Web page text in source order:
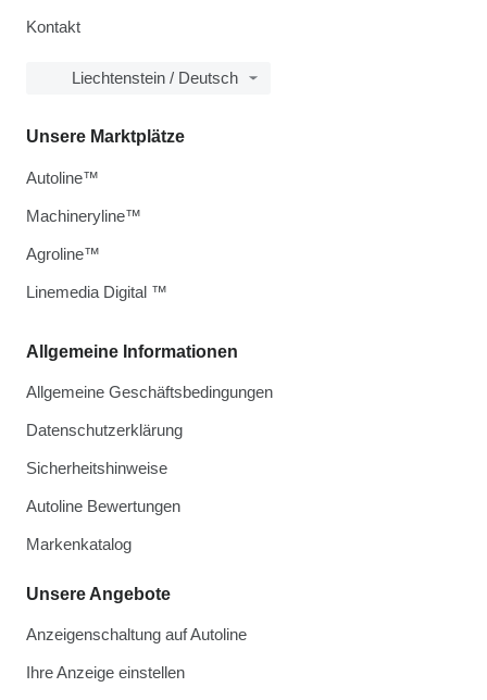
Kontakt
Liechtenstein / Deutsch
Allgemeine Informationen
Allgemeine Geschäftsbedingungen
Datenschutzerklärung
Sicherheitshinweise
Autoline Bewertungen
Markenkatalog
Unsere Angebote
Anzeigenschaltung auf Autoline
Ihre Anzeige einstellen
Unsere Marktplätze
Autoline™
Machineryline™
Agroline™
Linemedia Digital ™